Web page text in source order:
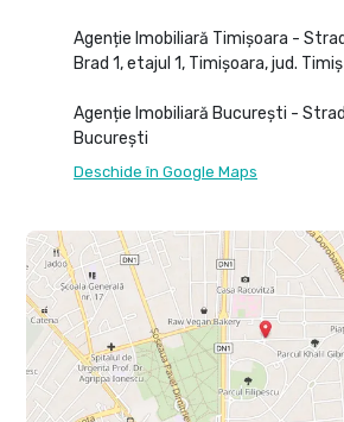
Agenție Imobiliară Timișoara -
Brad 1, etajul 1, Timișoara, jud. Timiș
Agenție Imobiliară București -
București
Deschide în Google Maps